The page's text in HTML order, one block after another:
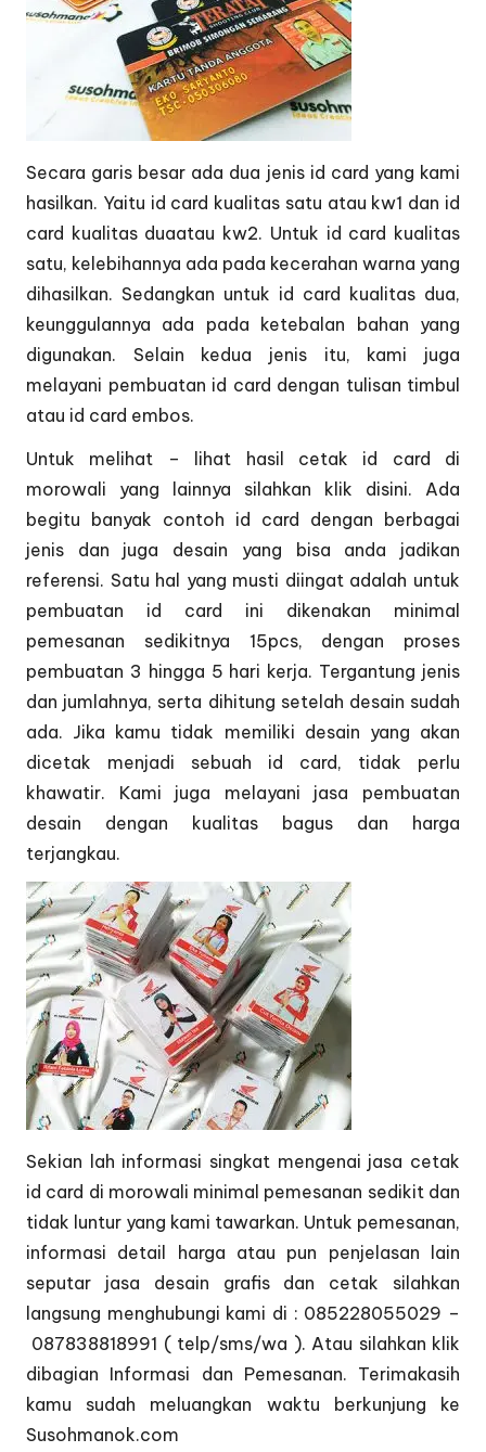
Secara garis besar ada dua jenis id card yang kami
hasilkan. Yaitu id card kualitas satu atau kw1 dan id
card kualitas duaatau kw2. Untuk id card kualitas
satu, kelebihannya ada pada kecerahan warna yang
dihasilkan. Sedangkan untuk id card kualitas dua,
keunggulannya ada pada ketebalan bahan yang
digunakan. Selain kedua jenis itu, kami juga
melayani pembuatan id card dengan tulisan timbul
atau id card embos.
Untuk melihat – lihat hasil cetak id card di
morowali yang lainnya silahkan klik disini. Ada
begitu banyak contoh id card dengan berbagai
jenis dan juga desain yang bisa anda jadikan
referensi. Satu hal yang musti diingat adalah untuk
pembuatan id card ini dikenakan minimal
pemesanan sedikitnya 15pcs, dengan proses
pembuatan 3 hingga 5 hari kerja. Tergantung jenis
dan jumlahnya, serta dihitung setelah desain sudah
ada. Jika kamu tidak memiliki desain yang akan
dicetak menjadi sebuah id card, tidak perlu
khawatir. Kami juga melayani jasa pembuatan
desain dengan kualitas bagus dan harga
terjangkau.
Sekian lah informasi singkat mengenai jasa cetak
id card di morowali minimal pemesanan sedikit dan
tidak luntur yang kami tawarkan. Untuk pemesanan,
informasi detail harga atau pun penjelasan lain
seputar jasa desain grafis dan cetak silahkan
langsung menghubungi kami di : 085228055029 –
087838818991 ( telp/sms/wa ). Atau silahkan klik
dibagian Informasi dan Pemesanan. Terimakasih
kamu sudah meluangkan waktu berkunjung ke
Susohmanok.com